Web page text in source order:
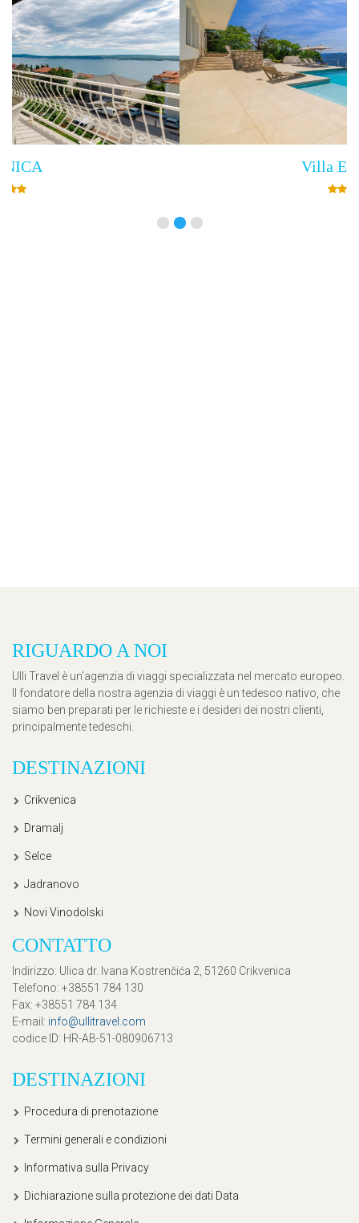
RIGUARDO A NOI
Ulli Travel è un'agenzia di viaggi specializzata nel mercato europeo.
Il fondatore della nostra agenzia di viaggi è un tedesco nativo, che
siamo ben preparati per le richieste e i desideri dei nostri clienti,
principalmente tedeschi.
DESTINAZIONI
Crikvenica
Dramalj
Selce
Jadranovo
Novi Vinodolski
CONTATTO
Indirizzo: Ulica dr. Ivana Kostrenčića 2, 51260 Crikvenica
Telefono: +38551 784 130
Fax: +38551 784 134
E-mail: info@ullitravel.com
codice ID: HR-AB-51-080906713
DESTINAZIONI
Procedura di prenotazione
Termini generali e condizioni
Informativa sulla Privacy
Dichiarazione sulla protezione dei dati Data